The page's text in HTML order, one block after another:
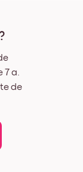
a.
de